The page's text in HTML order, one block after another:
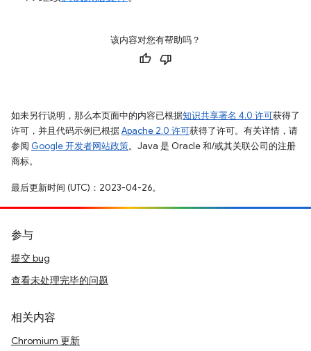
该内容对您有帮助吗？
如未另行说明，那么本页面中的内容已根据知识共享署名 4.0 许可获得了
许可，并且代码示例已根据Apache 2.0 许可获得了许可。有关详情，请
参阅 Google 开发者网站政策。Java 是 Oracle 和/或其关联公司的注册
商标。
最后更新时间 (UTC)：2023-04-26。
参与
提交 bug
查看未处理完毕的问题
相关内容
Chromium 更新